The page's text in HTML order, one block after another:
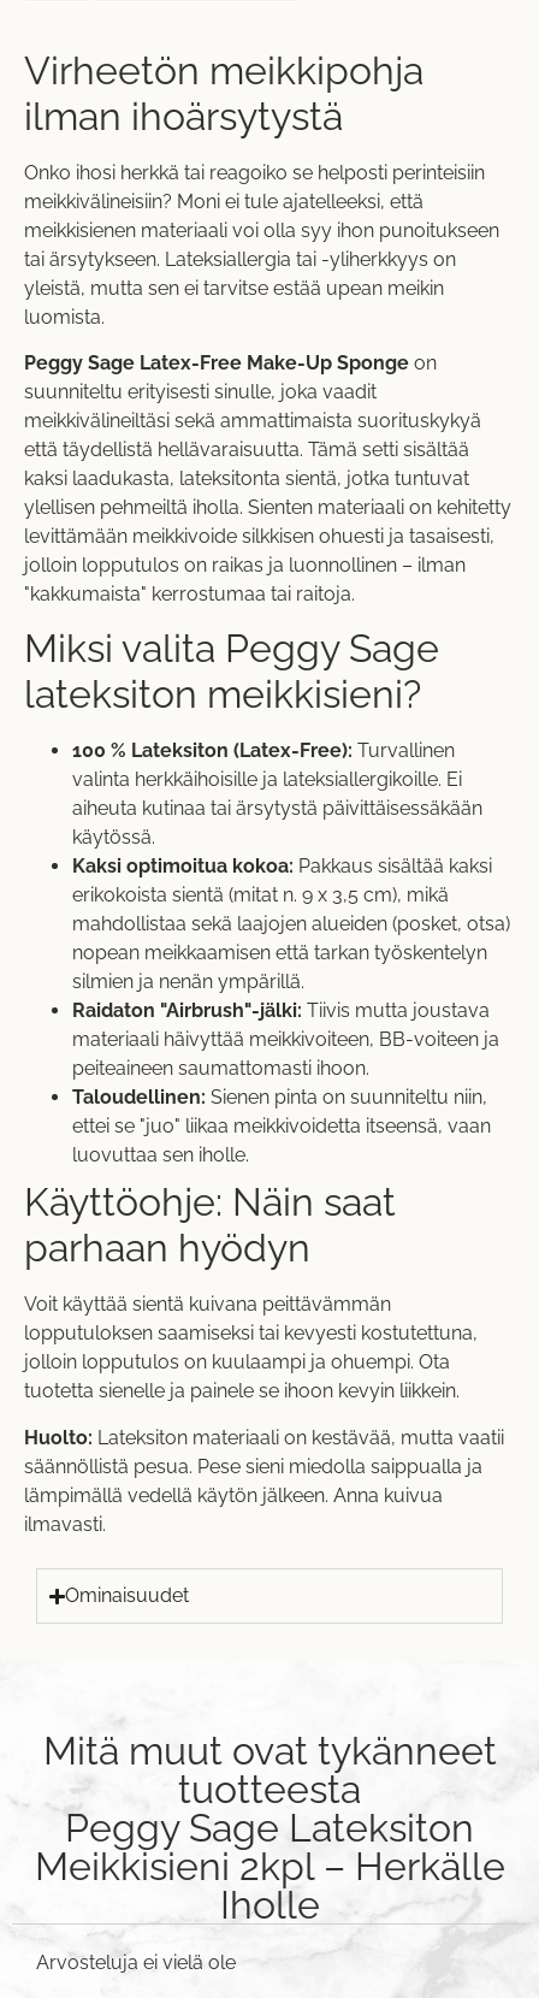
Virheetön meikkipohja
ilman ihoärsytystä
Onko ihosi herkkä tai reagoiko se helposti perinteisiin
meikkivälineisiin? Moni ei tule ajatelleeksi, että
meikkisienen materiaali voi olla syy ihon punoitukseen
tai ärsytykseen. Lateksiallergia tai -yliherkkyys on
yleistä, mutta sen ei tarvitse estää upean meikin
luomista.
Peggy Sage Latex-Free Make-Up Sponge on
suunniteltu erityisesti sinulle, joka vaadit
meikkivälineiltäsi sekä ammattimaista suorituskykyä
että täydellistä hellävaraisuutta. Tämä setti sisältää
kaksi laadukasta, lateksitonta sientä, jotka tuntuvat
ylellisen pehmeiltä iholla. Sienten materiaali on kehitetty
levittämään meikkivoide silkkisen ohuesti ja tasaisesti,
jolloin lopputulos on raikas ja luonnollinen – ilman
"kakkumaista" kerrostumaa tai raitoja.
Miksi valita Peggy Sage
lateksiton meikkisieni?
100 % Lateksiton (Latex-Free): Turvallinen
valinta herkkäihoisille ja lateksiallergikoille. Ei
aiheuta kutinaa tai ärsytystä päivittäisessäkään
käytössä.
Kaksi optimoitua kokoa: Pakkaus sisältää kaksi
erikokoista sientä (mitat n. 9 x 3,5 cm), mikä
mahdollistaa sekä laajojen alueiden (posket, otsa)
nopean meikkaamisen että tarkan työskentelyn
silmien ja nenän ympärillä.
Raidaton "Airbrush"-jälki: Tiivis mutta joustava
materiaali häivyttää meikkivoiteen, BB-voiteen ja
peiteaineen saumattomasti ihoon.
Taloudellinen: Sienen pinta on suunniteltu niin,
ettei se "juo" liikaa meikkivoidetta itseensä, vaan
luovuttaa sen iholle.
Käyttöohje: Näin saat
parhaan hyödyn
Voit käyttää sientä kuivana peittävämmän
lopputuloksen saamiseksi tai kevyesti kostutettuna,
jolloin lopputulos on kuulaampi ja ohuempi. Ota
tuotetta sienelle ja painele se ihoon kevyin liikkein.
Huolto: Lateksiton materiaali on kestävää, mutta vaatii
säännöllistä pesua. Pese sieni miedolla saippualla ja
lämpimällä vedellä käytön jälkeen. Anna kuivua
ilmavasti.
Ominaisuudet
Mitä muut ovat tykänneet
tuotteesta
Peggy Sage Lateksiton
Meikkisieni 2kpl – Herkälle
Iholle
Arvosteluja ei vielä ole